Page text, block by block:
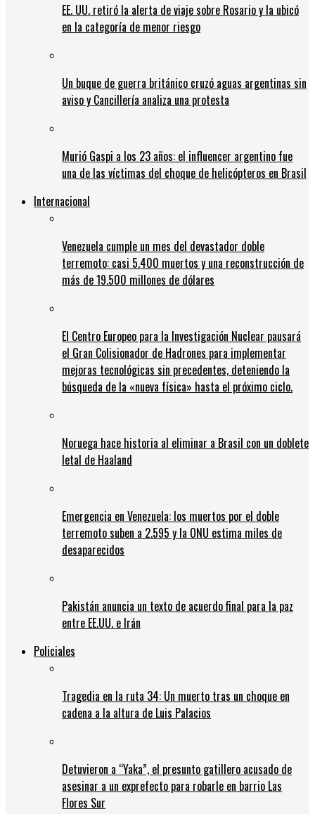
EE. UU. retiró la alerta de viaje sobre Rosario y la ubicó
en la categoría de menor riesgo
Un buque de guerra británico cruzó aguas argentinas sin
aviso y Cancillería analiza una protesta
Murió Gaspi a los 23 años: el influencer argentino fue
una de las víctimas del choque de helicópteros en Brasil
Internacional
Venezuela cumple un mes del devastador doble
terremoto: casi 5.400 muertos y una reconstrucción de
más de 19.500 millones de dólares
El Centro Europeo para la Investigación Nuclear pausará
el Gran Colisionador de Hadrones para implementar
mejoras tecnológicas sin precedentes, deteniendo la
búsqueda de la «nueva física» hasta el próximo ciclo.
Noruega hace historia al eliminar a Brasil con un doblete
letal de Haaland
Emergencia en Venezuela: los muertos por el doble
terremoto suben a 2.595 y la ONU estima miles de
desaparecidos
Pakistán anuncia un texto de acuerdo final para la paz
entre EE.UU. e Irán
Policiales
Tragedia en la ruta 34: Un muerto tras un choque en
cadena a la altura de Luis Palacios
Detuvieron a “Yaka”, el presunto gatillero acusado de
asesinar a un exprefecto para robarle en barrio Las
Flores Sur